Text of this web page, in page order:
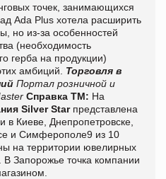
точек, занимающихся
Ada Plus хотела расширить
но из-за особенностей
(необходимость
герба на продукции)
амбиций. Торговля в
Портал розничной и
Справка ТМ: На
Silver Starпредставлена
Киеве, Днепропетровске,
и Симферополе9 из 10
на территории ювелирных
В Запорожье точка компании